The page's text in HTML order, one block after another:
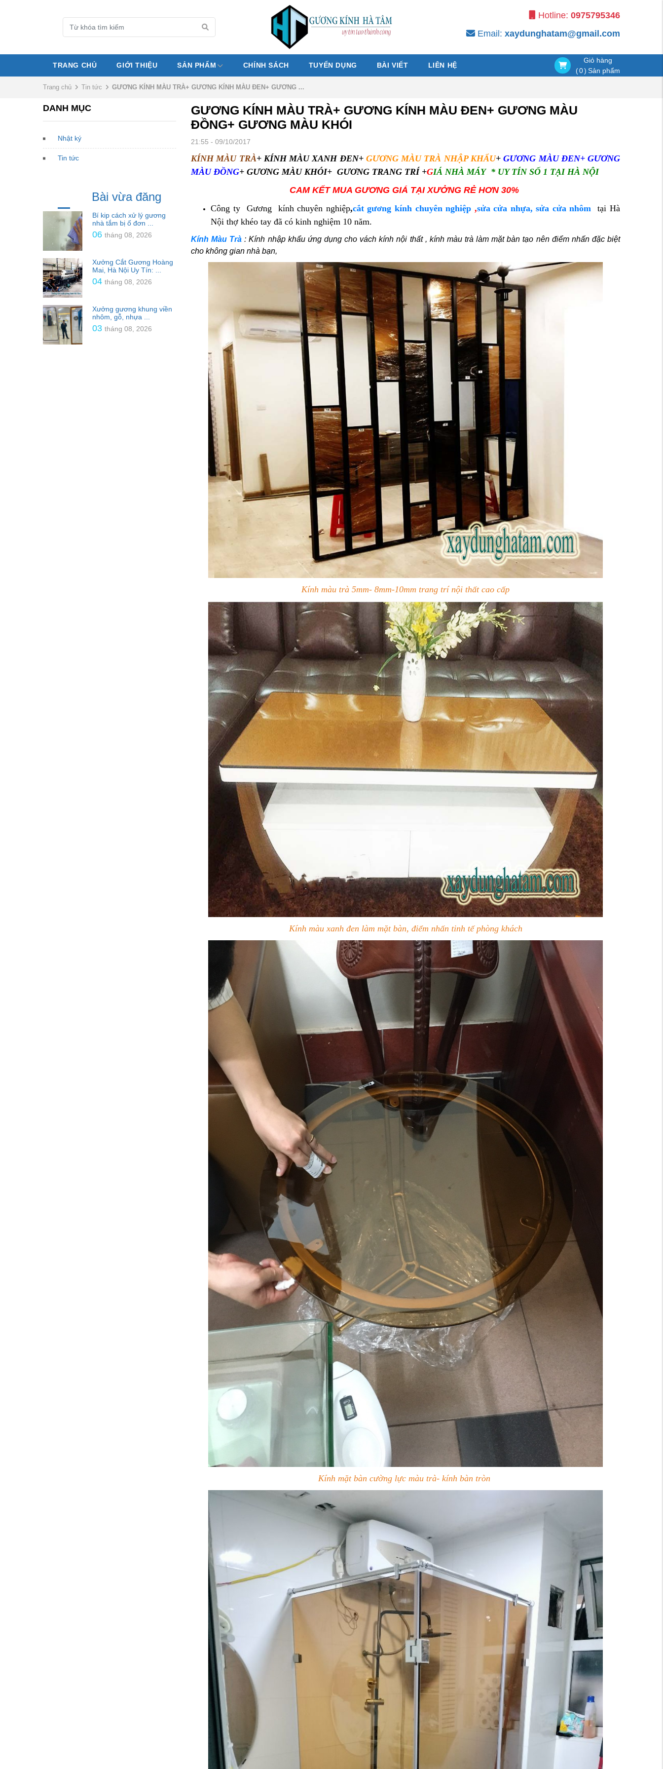
Hotline: 0975795346
Email: xaydunghatam@gmail.com
TRANG CHỦ GIỚI THIỆU SẢN PHẨM CHÍNH SÁCH TUYỂN DỤNG BÀI VIẾT LIÊN HỆ
Giỏ hàng
(0) Sản phẩm
Trang chủ Tin tức GƯƠNG KÍNH MÀU TRÀ+ GƯƠNG KÍNH MÀU ĐEN+ GƯƠNG ...
DANH MỤC
Nhật ký
Tin tức
Bài vừa đăng
Bí kip cách xử lý gương
nhà tắm bị ố đơn ...
06 tháng 08, 2026
Xưởng Cắt Gương Hoàng
Mai, Hà Nội Uy Tín: ...
04 tháng 08, 2026
Xưởng gương khung viền
nhôm, gỗ, nhựa ...
03 tháng 08, 2026
GƯƠNG KÍNH MÀU TRÀ+ GƯƠNG KÍNH MÀU ĐEN+ GƯƠNG MÀU
ĐỒNG+ GƯƠNG MÀU KHÓI
21:55 - 09/10/2017
KÍNH MÀU TRÀ+ KÍNH MÀU XANH ĐEN+ GƯƠNG MÀU TRÀ NHẬP KHẨU+GƯƠNG MÀU ĐEN+ GƯƠNG
MÀU ĐỒNG+ GƯƠNG MÀU KHÓI+ GƯƠNG TRANG TRÍ +GIÁ NHÀ MÁY * UY TÍN SỐ 1 TẠI HÀ NỘI
CAM KẾT MUA GƯƠNG GIÁ TẠI XƯỞNG RẺ HƠN 30%
Công ty Gương kính chuyên nghiệp,cắt gương kính chuyên nghiệp ,sửa cửa nhựa, sửa cửa nhôm
tại Hà
Nội thợ khéo tay đã có kinh nghiệm 10 năm.
Kính Màu Trà :Kính nhập khẩu ứng dụng cho vách kính nội thất , kính màu trà làm mặt bàn tạo nên điểm nhấn đặc biệt
cho không gian nhà bạn,
Kính màu trà 5mm- 8mm-10mm trang trí nội thất cao cấp
Kính màu xanh đen làm mặt bàn, điểm nhấn tinh tế phòng khách
Kính mặt bàn cường lực màu trà- kính bàn tròn